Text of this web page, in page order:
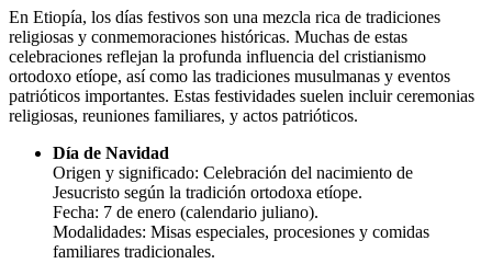
En Etiopía, los días festivos son una mezcla rica de tradiciones
religiosas y conmemoraciones históricas. Muchas de estas
celebraciones reflejan la profunda influencia del cristianismo
ortodoxo etíope, así como las tradiciones musulmanas y eventos
patrióticos importantes. Estas festividades suelen incluir ceremonias
religiosas, reuniones familiares, y actos patrióticos.
Día de Navidad
Origen y significado: Celebración del nacimiento de
Jesucristo según la tradición ortodoxa etíope.
Fecha: 7 de enero (calendario juliano).
Modalidades: Misas especiales, procesiones y comidas
familiares tradicionales.